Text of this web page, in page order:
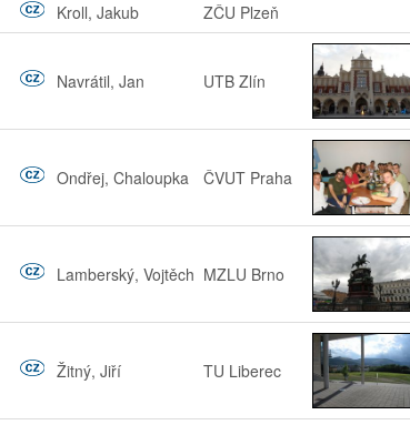
Kroll, Jakub ZČU Plzeň
Navrátil, Jan UTB Zlín
Ondřej, Chaloupka ČVUT Praha
Lamberský, Vojtěch MZLU Brno
Žitný, Jiří TU Liberec